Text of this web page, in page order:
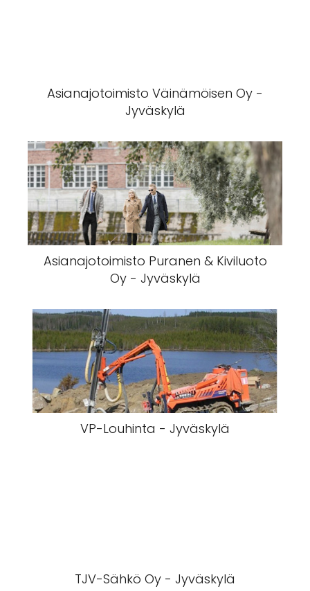
Asianajotoimisto Väinämöisen Oy -
Jyväskylä
Asianajotoimisto Puranen & Kiviluoto
Oy - Jyväskylä
VP-Louhinta - Jyväskylä
TJV-Sähkö Oy - Jyväskylä